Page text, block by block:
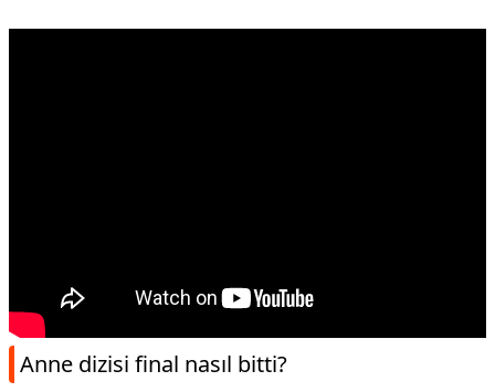
Anne dizisi final nasıl bitti?